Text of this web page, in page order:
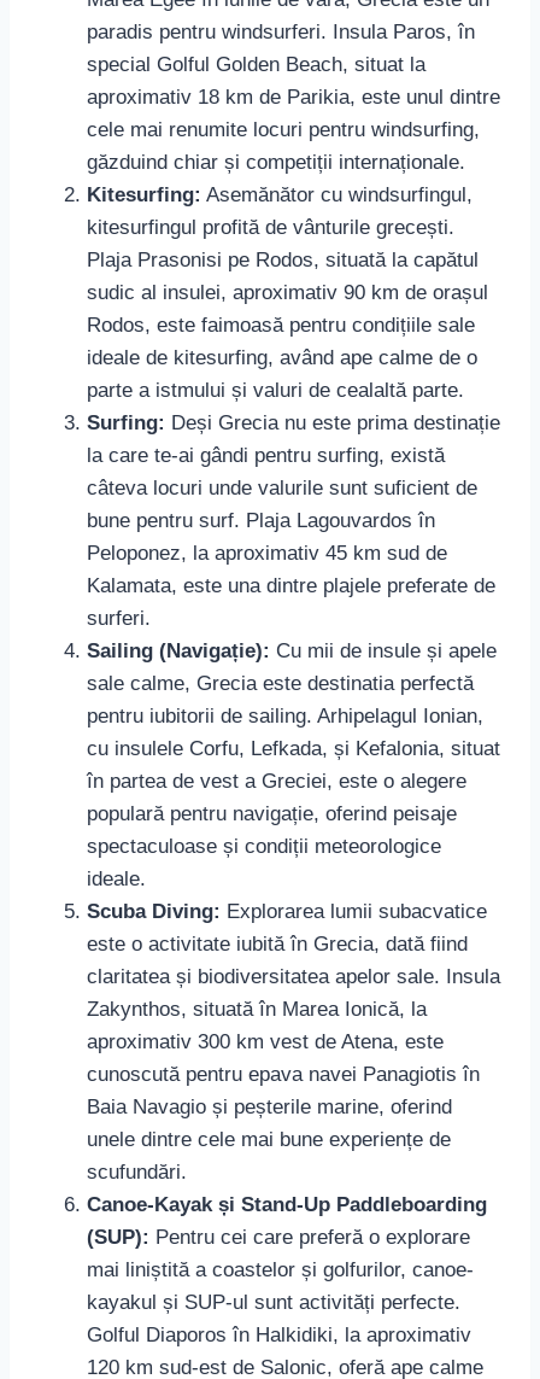
paradis pentru windsurferi. Insula Paros, în
special Golful Golden Beach, situat la
aproximativ 18 km de Parikia, este unul dintre
cele mai renumite locuri pentru windsurfing,
găzduind chiar și competiții internaționale.
Kitesurfing: Asemănător cu windsurfingul,
kitesurfingul profită de vânturile grecești.
Plaja Prasonisi pe Rodos, situată la capătul
sudic al insulei, aproximativ 90 km de orașul
Rodos, este faimoasă pentru condițiile sale
ideale de kitesurfing, având ape calme de o
parte a istmului și valuri de cealaltă parte.
Surfing: Deși Grecia nu este prima destinație
la care te-ai gândi pentru surfing, există
câteva locuri unde valurile sunt suficient de
bune pentru surf. Plaja Lagouvardos în
Peloponez, la aproximativ 45 km sud de
Kalamata, este una dintre plajele preferate de
surferi.
Sailing (Navigație): Cu mii de insule și apele
sale calme, Grecia este destinatia perfectă
pentru iubitorii de sailing. Arhipelagul Ionian,
cu insulele Corfu, Lefkada, și Kefalonia, situat
în partea de vest a Greciei, este o alegere
populară pentru navigație, oferind peisaje
spectaculoase și condiții meteorologice
ideale.
Scuba Diving: Explorarea lumii subacvatice
este o activitate iubită în Grecia, dată fiind
claritatea și biodiversitatea apelor sale. Insula
Zakynthos, situată în Marea Ionică, la
aproximativ 300 km vest de Atena, este
cunoscută pentru epava navei Panagiotis în
Baia Navagio și peșterile marine, oferind
unele dintre cele mai bune experiențe de
scufundări.
Canoe-Kayak și Stand-Up Paddleboarding
(SUP): Pentru cei care preferă o explorare
mai liniștită a coastelor și golfurilor, canoe-
kayakul și SUP-ul sunt activități perfecte.
Golful Diaporos în Halkidiki, la aproximativ
120 km sud-est de Salonic, oferă ape calme